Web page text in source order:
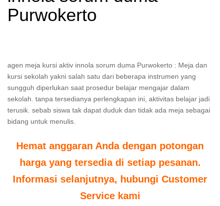
Purwokerto
agen meja kursi aktiv innola sorum duma Purwokerto : Meja dan
kursi sekolah yakni salah satu dari beberapa instrumen yang
sungguh diperlukan saat prosedur belajar mengajar dalam
sekolah. tanpa tersedianya perlengkapan ini, aktivitas belajar jadi
terusik. sebab siswa tak dapat duduk dan tidak ada meja sebagai
bidang untuk menulis.
Hemat anggaran Anda dengan potongan
harga yang tersedia di setiap pesanan.
Informasi selanjutnya, hubungi Customer
Service kami